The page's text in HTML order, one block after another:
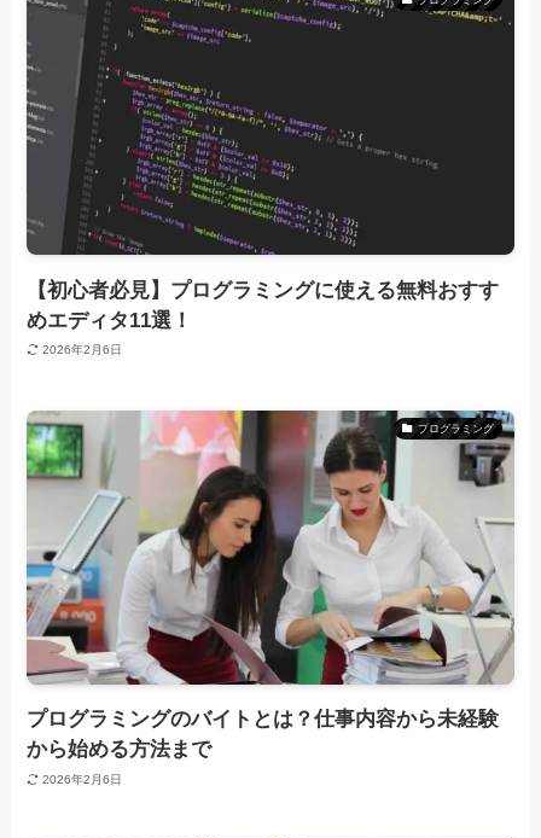
【初心者必見】プログラミングに使える無料おすす
めエディタ11選！
2026年2月6日
プログラミング
プログラミングのバイトとは？仕事内容から未経験
から始める方法まで
2026年2月6日